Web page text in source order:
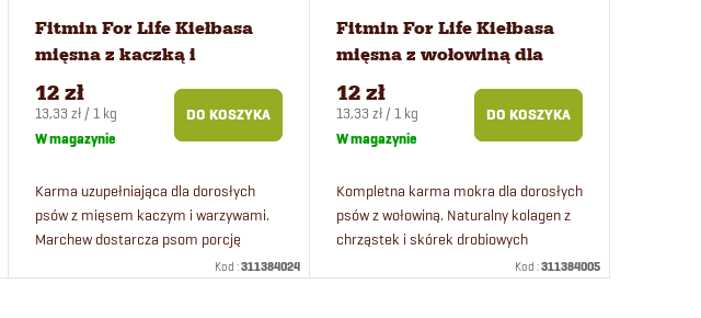
Fitmin For Life Kiełbasa
mięsna z kaczką i
warzywami dla psów 900 g
12 zł
Cena
jednostkowa:
13,33 zł / 1 kg
W magazynie
DO KOSZYKA
Karma uzupełniająca dla dorosłych
psów z mięsem kaczym i warzywami.
Marchew dostarcza psom porcję
karotenu, pozytywnie wpływającego na
Kod :311384024
Fitmin For Life Kiełbasa
mięsna z wołowiną dla
psów 900 g
12 zł
Cena
jednostkowa:
13,33 zł / 1 kg
W magazynie
DO KOSZYKA
Kompletna karma mokra dla dorosłych
psów z wołowiną. Naturalny kolagen z
chrząstek i skórek drobiowych
zapewnia zdrowie stawów i poprawia
Kod :311384005